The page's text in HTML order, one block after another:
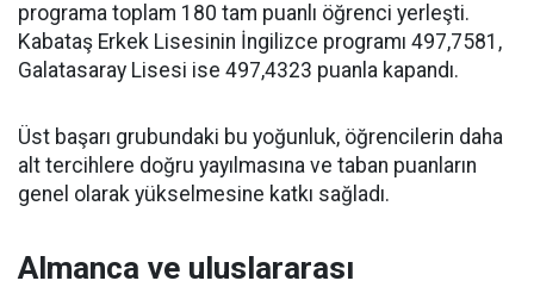
programa toplam 180 tam puanlı öğrenci yerleşti.
Kabataş Erkek Lisesinin İngilizce programı 497,7581,
Galatasaray Lisesi ise 497,4323 puanla kapandı.
Üst başarı grubundaki bu yoğunluk, öğrencilerin daha
alt tercihlere doğru yayılmasına ve taban puanların
genel olarak yükselmesine katkı sağladı.
Almanca ve uluslararası